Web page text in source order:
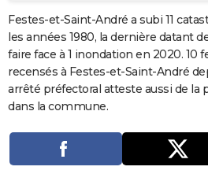
Dictionnaire
Biographies
Citations
Expressions
Proverbes
PROGRAMME TV
COPAINS D'AVANT
S'inscrire
Se connecter
Lycées
Collèges
Primaires
Universités
Entreprises
Service militaire
Avis de recherche
AVIS DE DÉCÈS
Festes-et-Saint-André a subi 11
les années 1980, la dernière datant
faire face à 1 inondation en 2020. 10
recensés à Festes-et-Saint-André
arrêté préfectoral atteste aussi de la
dans la commune.